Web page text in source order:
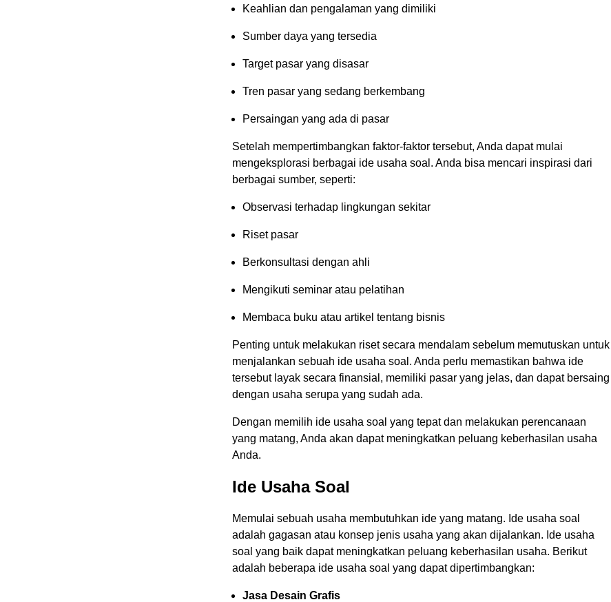
Keahlian dan pengalaman yang dimiliki
Sumber daya yang tersedia
Target pasar yang disasar
Tren pasar yang sedang berkembang
Persaingan yang ada di pasar
Setelah mempertimbangkan faktor-faktor tersebut, Anda dapat mulai
mengeksplorasi berbagai ide usaha soal. Anda bisa mencari inspirasi dari
berbagai sumber, seperti:
Observasi terhadap lingkungan sekitar
Riset pasar
Berkonsultasi dengan ahli
Mengikuti seminar atau pelatihan
Membaca buku atau artikel tentang bisnis
Penting untuk melakukan riset secara mendalam sebelum memutuskan untuk
menjalankan sebuah ide usaha soal. Anda perlu memastikan bahwa ide
tersebut layak secara finansial, memiliki pasar yang jelas, dan dapat bersaing
dengan usaha serupa yang sudah ada.
Dengan memilih ide usaha soal yang tepat dan melakukan perencanaan
yang matang, Anda akan dapat meningkatkan peluang keberhasilan usaha
Anda.
Ide Usaha Soal
Memulai sebuah usaha membutuhkan ide yang matang. Ide usaha soal
adalah gagasan atau konsep jenis usaha yang akan dijalankan. Ide usaha
soal yang baik dapat meningkatkan peluang keberhasilan usaha. Berikut
adalah beberapa ide usaha soal yang dapat dipertimbangkan:
Jasa Desain Grafis